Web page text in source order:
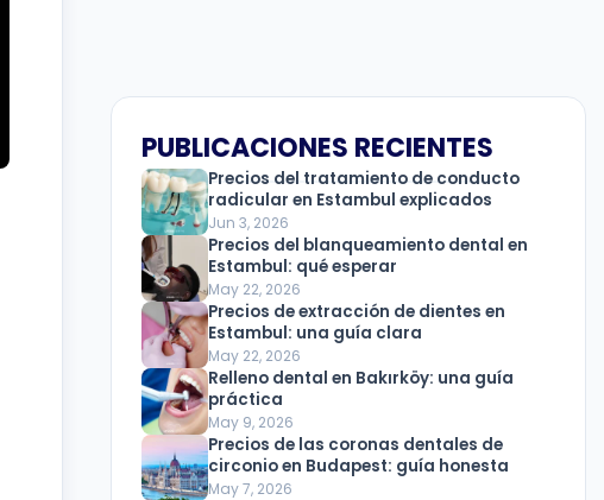
PUBLICACIONES RECIENTES
Precios del tratamiento de conducto
radicular en Estambul explicados
Jun 3, 2026
Precios del blanqueamiento dental en
Estambul: qué esperar
May 22, 2026
Precios de extracción de dientes en
Estambul: una guía clara
May 22, 2026
Relleno dental en Bakırköy: una guía
práctica
May 9, 2026
Precios de las coronas dentales de
circonio en Budapest: guía honesta
May 7, 2026